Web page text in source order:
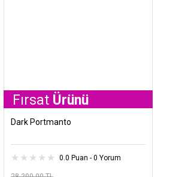
Ürünü
Dark Portmanto
0.0 Puan - 0 Yorum